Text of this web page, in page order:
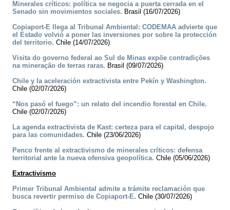
Minerales críticos: política se negocia a puerta cerrada en el
Senado sin movimientos sociales. Brasil (16/07/2026)
Copiaport-E llega al Tribunal Ambiental: CODEMAA advierte que
el Estado volvió a poner las inversiones por sobre la protección
del territorio. Chile (14/07/2026)
Visita do governo federal ao Sul de Minas expõe contradições
na mineração de terras raras. Brasil (09/07/2026)
Chile y la aceleración extractivista entre Pekín y Washington.
Chile (02/07/2026)
“Nos pasó el fuego”: un relato del incendio forestal en Chile.
Chile (02/07/2026)
La agenda extractivista de Kast: certeza para el capital, despojo
para las comunidades. Chile (23/06/2026)
Penco frente al extractivismo de minerales críticos: defensa
territorial ante la nueva ofensiva geopolítica. Chile (05/06/2026)
Extractivismo
Primer Tribunal Ambiental admite a trámite reclamación que
busca revertir permiso de Copiaport-E. Chile (30/07/2026)